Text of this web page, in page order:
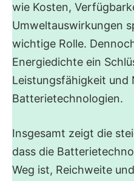
wie Kosten,
Umweltauswirkungen
wichtige Rolle.
Energiedichte ein
Leistungsfähigkeit und
Batterietechnologien.
Insgesamt zeigt die
dass die
Weg ist, Reichweite